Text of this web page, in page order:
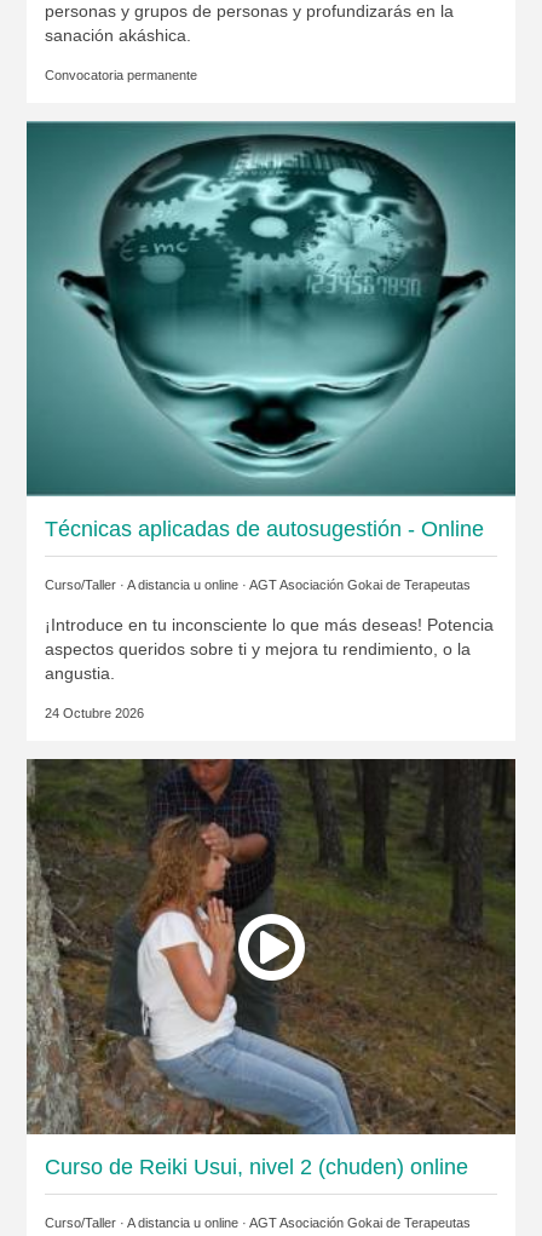
personas y grupos de personas y profundizarás en la
sanación akáshica.
Convocatoria permanente
Técnicas aplicadas de autosugestión - Online
Curso/Taller · A distancia u online · AGT Asociación Gokai de Terapeutas
¡Introduce en tu inconsciente lo que más deseas! Potencia
aspectos queridos sobre ti y mejora tu rendimiento, o la
angustia.
24 Octubre 2026
Curso de Reiki Usui, nivel 2 (chuden) online
Curso/Taller · A distancia u online · AGT Asociación Gokai de Terapeutas